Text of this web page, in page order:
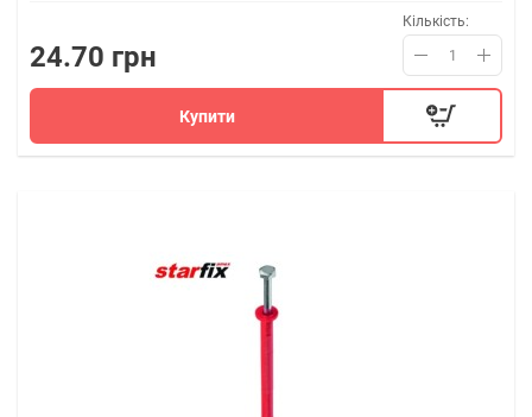
24.70 грн
Кількість:
Купити